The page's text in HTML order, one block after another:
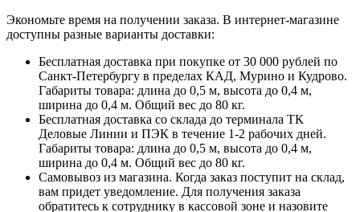
Экономьте время на получении заказа. В интернет-магазине
доступны разные варианты доставки:
Бесплатная доставка при покупке от 30 000 рублей по
Санкт-Петербургу в пределах КАД, Мурино и Кудрово.
Габариты товара: длина до 0,5 м, высота до 0,4 м,
ширина до 0,4 м. Общий вес до 80 кг.
Бесплатная доставка со склада до терминала ТК
Деловые Линии и ПЭК в течение 1-2 рабочих дней.
Габариты товара: длина до 0,5 м, высота до 0,4 м,
ширина до 0,4 м. Общий вес до 80 кг.
Самовывоз из магазина. Когда заказ поступит на склад,
вам придет уведомление. Для получения заказа
обратитесь к сотруднику в кассовой зоне и назовите